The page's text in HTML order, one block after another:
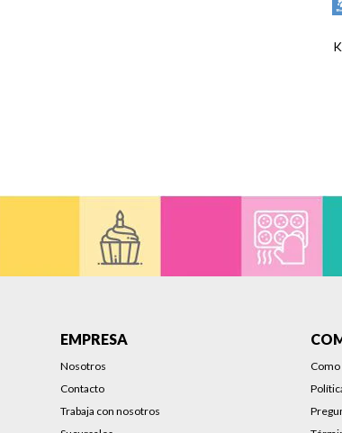
EMPRESA
Nosotros
Contacto
Trabaja con nosotros